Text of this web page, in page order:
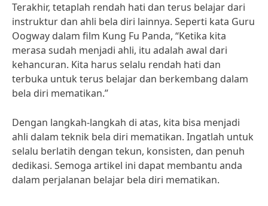
Terakhir, tetaplah rendah hati dan terus belajar dari
instruktur dan ahli bela diri lainnya. Seperti kata Guru
Oogway dalam film Kung Fu Panda, “Ketika kita
merasa sudah menjadi ahli, itu adalah awal dari
kehancuran. Kita harus selalu rendah hati dan
terbuka untuk terus belajar dan berkembang dalam
bela diri mematikan.”
Dengan langkah-langkah di atas, kita bisa menjadi
ahli dalam teknik bela diri mematikan. Ingatlah untuk
selalu berlatih dengan tekun, konsisten, dan penuh
dedikasi. Semoga artikel ini dapat membantu anda
dalam perjalanan belajar bela diri mematikan.